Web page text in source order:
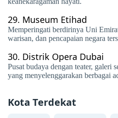
29. Museum Etihad
Memperingati berdirinya Uni
warisan, dan pencapaian negara
30. Distrik Opera Dubai
Pusat budaya dengan teater, galeri
yang menyelenggarakan berbagai
Kota Terdekat